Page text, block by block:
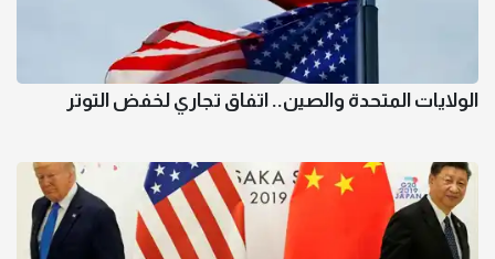
الولايات المتحدة والصين.. اتفاق تجاري لخفض التوتر